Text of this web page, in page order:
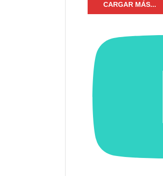
CARGAR MÁS...